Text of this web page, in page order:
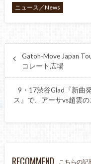
ニュース／News
Gatoh-Move Japan
コレート広場
9・17渋谷Glad『新曲
ス』で、アーサvs趙雲
RECOMMEND こちらの記